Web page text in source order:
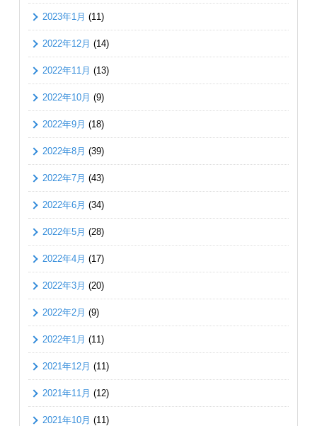
2023年1月 (11)
2022年12月 (14)
2022年11月 (13)
2022年10月 (9)
2022年9月 (18)
2022年8月 (39)
2022年7月 (43)
2022年6月 (34)
2022年5月 (28)
2022年4月 (17)
2022年3月 (20)
2022年2月 (9)
2022年1月 (11)
2021年12月 (11)
2021年11月 (12)
2021年10月 (11)